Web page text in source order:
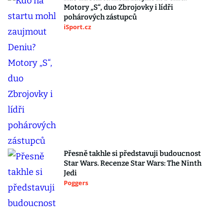
Motory „S“, duo Zbrojovky i lídři
pohárových zástupců
iSport.cz
Přesně takhle si představuji budoucnost
Star Wars. Recenze Star Wars: The Ninth
Jedi
Poggers